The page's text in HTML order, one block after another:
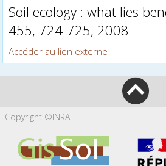
Soil ecology : what lies
455, 724-725, 2008
Accéder au lien externe
Copyright ©INRAE